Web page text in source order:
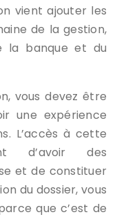
vient ajouter les
de la gestion,
la banque et du
vous devez être
une expérience
L’accès à cette
d’avoir des
et de constituer
du dossier, vous
que c’est de